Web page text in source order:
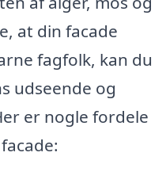
at din facade
fagfolk, kan du
udseende og
er nogle fordele